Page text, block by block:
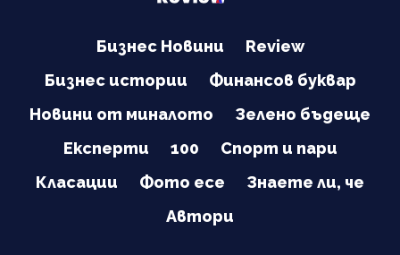
Бизнес Новини
Review
Бизнес истории
Финансов буквар
Новини от миналото
Зелено бъдеще
Експерти
100
Спорт и пари
Класации
Фото есе
Знаете ли, че
Автори